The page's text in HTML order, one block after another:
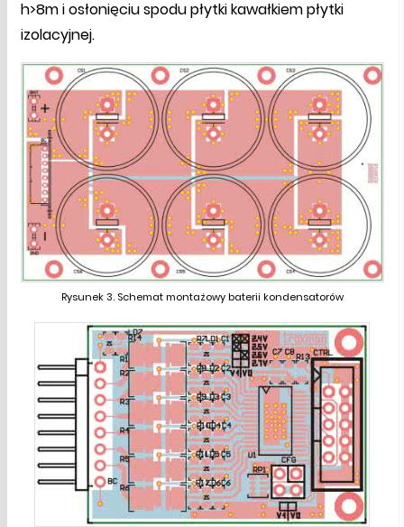
h>8m i osłonięciu spodu płytki kawałkiem płytki
izolacyjnej.
Rysunek 3. Schemat montażowy baterii kondensatorów